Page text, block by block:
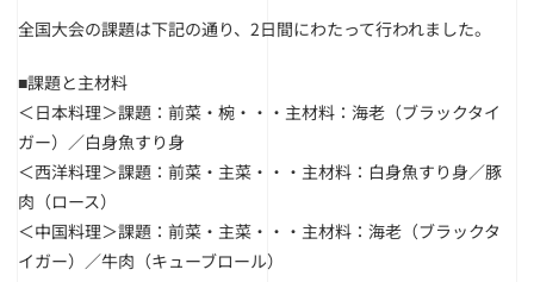
全国大会の課題は下記の通り、2日間にわたって行われました。
■課題と主材料
＜日本料理＞課題：前菜・椀・・・主材料：海老（ブラックタイ
ガー）／白身魚すり身
＜西洋料理＞課題：前菜・主菜・・・主材料：白身魚すり身／豚
肉（ロース）
＜中国料理＞課題：前菜・主菜・・・主材料：海老（ブラックタ
イガー）／牛肉（キューブロール）